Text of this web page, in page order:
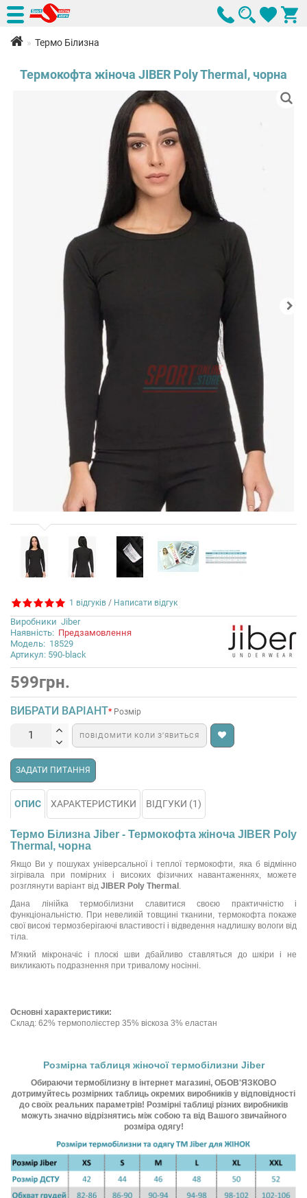
Термо Білизна
Термокофта жіноча JIBER Poly Thermal, чорна
1 відгуків / Написати відгук
Виробники Jiber
Наявність: Предзамовлення
Модель: 18529
Артикул: 590-black
599грн.
ВИБРАТИ ВАРІАНТ Розмір
ПОВІДОМИТИ КОЛИ З’ЯВИТЬСЯ
ЗАДАТИ ПИТАННЯ
ОПИС ХАРАКТЕРИСТИКИ ВІДГУКИ (1)
Термо Білизна Jiber - Термокофта жіноча JIBER Poly
Thermal, чорна
Якщо Ви у пошуках універсальної і теплої термокофти, яка б відмінно
зігрівала при помірних і високих фізичних навантаженнях, можете
розглянути варіант від JIBER Poly Thermal.
Дана лінійка термобілизни славитися своєю практичністю і
функціональністю. При невеликій товщині тканини, термокофта покаже
свої високі термозберігаючі властивості і відведення надлишку вологи від
тіла.
М'який мікроначіс і плоскі шви дбайливо ставляться до шкіри і не
викликають подразнення при тривалому носінні.
Основні характеристики:
Склад: 62% термополієстер 35% віскоза 3% еластан
Розмірна таблиця жіночої термобілизни Jiber
Обираючи термобілизну в інтернет магазині, ОБОВ'ЯЗКОВО
дотримуйтесь розмірних таблиць окремих виробників у відповідності
до своїх реальних параметрів! Розмірні таблиці різних виробників
можуть значно відрізнятись між собою та від Вашого звичайного
розміра одягу!